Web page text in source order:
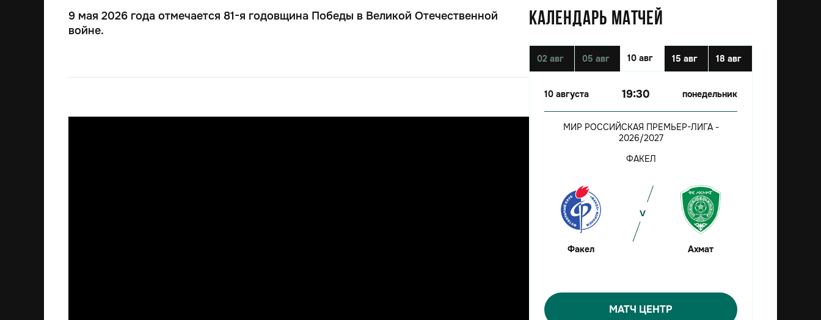
КАЛЕНДАРЬ МАТЧЕЙ
02 авг 05 авг 10 авг 15 авг 18 авг
10 августа 19:30 понедельник
МИР РОССИЙСКАЯ ПРЕМЬЕР-ЛИГА -
2026/2027
ФАКЕЛ
Факел Ахмат
МАТЧ ЦЕНТР
9 мая 2026 года отмечается 81-я годовщина Победы в Великой Отечественной
войне.